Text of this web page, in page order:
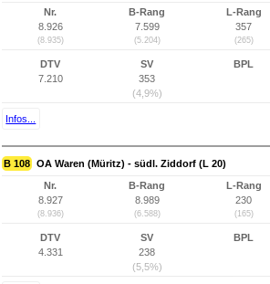
Nr.
8.926
(8.935)
B-Rang
7.599
(5.204)
L-Rang
357
(265)
DTV
7.210
SV
353
(4,9%)
BPL
Infos...
B 108 OA Waren (Müritz) - südl. Ziddorf (L 20)
Nr.
8.927
(8.936)
B-Rang
8.989
(6.588)
L-Rang
230
(165)
DTV
4.331
SV
238
(5,5%)
BPL